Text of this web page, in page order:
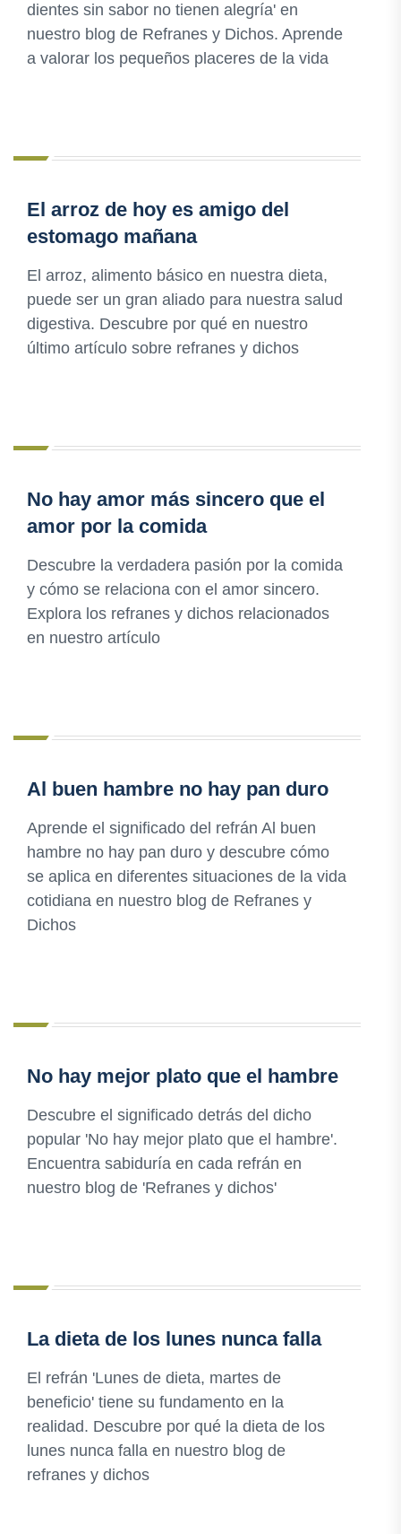
dientes sin sabor no tienen alegría' en
nuestro blog de Refranes y Dichos. Aprende
a valorar los pequeños placeres de la vida
El arroz de hoy es amigo del
estomago mañana
El arroz, alimento básico en nuestra dieta,
puede ser un gran aliado para nuestra salud
digestiva. Descubre por qué en nuestro
último artículo sobre refranes y dichos
No hay amor más sincero que el
amor por la comida
Descubre la verdadera pasión por la comida
y cómo se relaciona con el amor sincero.
Explora los refranes y dichos relacionados
en nuestro artículo
Al buen hambre no hay pan duro
Aprende el significado del refrán Al buen
hambre no hay pan duro y descubre cómo
se aplica en diferentes situaciones de la vida
cotidiana en nuestro blog de Refranes y
Dichos
No hay mejor plato que el hambre
Descubre el significado detrás del dicho
popular 'No hay mejor plato que el hambre'.
Encuentra sabiduría en cada refrán en
nuestro blog de 'Refranes y dichos'
La dieta de los lunes nunca falla
El refrán 'Lunes de dieta, martes de
beneficio' tiene su fundamento en la
realidad. Descubre por qué la dieta de los
lunes nunca falla en nuestro blog de
refranes y dichos